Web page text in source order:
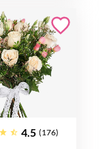
4.5 (176)